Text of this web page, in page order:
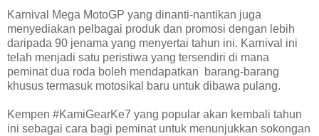
Karnival Mega MotoGP yang dinanti-nantikan juga
menyediakan pelbagai produk dan promosi dengan lebih
daripada 90 jenama yang menyertai tahun ini. Karnival ini
telah menjadi satu peristiwa yang tersendiri di mana
peminat dua roda boleh mendapatkan barang-barang
khusus termasuk motosikal baru untuk dibawa pulang.
Kempen #KamiGearKe7 yang popular akan kembali tahun
ini sebagai cara bagi peminat untuk menunjukkan sokongan